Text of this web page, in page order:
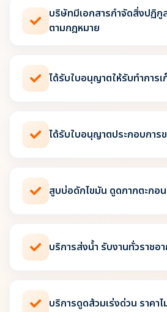
บริษัทมีเอกสารกำจัดสิ่งปฏิกู
ตามกฎหมาย
ได้รับใบอนุญาตให้รับทำการ
ได้รับใบอนุญาตประกอบการ
สูบบ่อดักไขมัน ดูดกากตะกอ
บริการส่งน้ำ รับงานทั่วราชอ
บริการดูดส้วมเร่งด่วน ราคา